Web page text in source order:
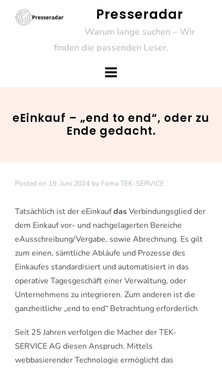
Presseradar
Warum lange suchen – Wir
finden die passenden Leser.
eEinkauf – „end to end“, oder zu
Ende gedacht.
Posted on 19. Juni 2024 by Firma TEK-SERVICE
Tatsächlich ist der eEinkaufdasVerbindungsglied der
dem Einkauf vor- und nachgelagerten Bereiche
eAusschreibung/Vergabe, sowie Abrechnung. Es gilt
zum einen, sämtliche Abläufe und Prozesse des
Einkaufes standardisiert und automatisiert in das
operative Tagesgeschäft einer Verwaltung, oder
Unternehmens zu integrieren. Zum anderen ist die
ganzheitliche „end to end“ Betrachtung erforderlich
Seit 25 Jahren verfolgen die Macher der TEK-
SERVICE AG diesen Anspruch. Mittels
webbasierender Technologie ermöglicht das